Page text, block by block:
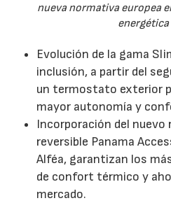
nueva normativa europea
energética
Evolución de la gama
inclusión, a partir del
un termostato exterior
mayor autonomía y
Incorporación del nuevo
reversible Panama
Alféa, garantizan los
de confort térmico y
mercado.